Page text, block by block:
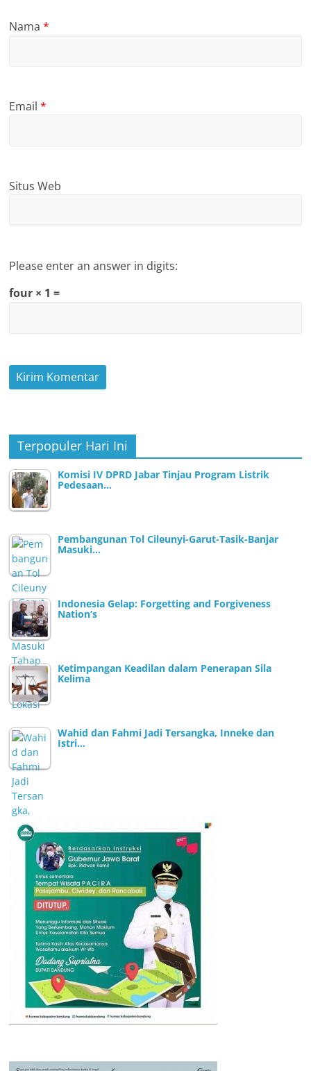
Nama*
Email*
Situs Web
Please enter an answer in digits:
four × 1 =
Terpopuler Hari Ini
Komisi IV DPRD Jabar Tinjau Program Listrik
Pedesaan…
Pembangunan Tol Cileunyi-Garut-Tasik-Banjar
Masuki…
Indonesia Gelap: Forgetting and Forgiveness
Nation’s
Ketimpangan Keadilan dalam Penerapan Sila
Kelima
Wahid dan Fahmi Jadi Tersangka, Inneke dan
Istri…